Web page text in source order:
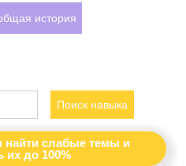
история
Поиск навыка
слабые темы и
их до 100%